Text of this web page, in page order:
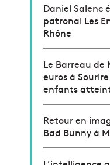
Daniel Salenc
patronal Les
Rhône
Le Barreau de
euros à
enfants
Retour en
Bad Bunny à